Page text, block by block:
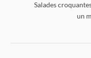
Salades
un